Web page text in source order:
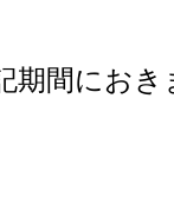
期間にお